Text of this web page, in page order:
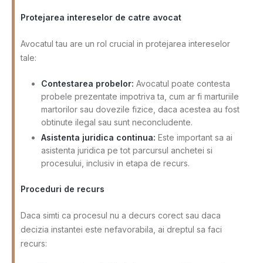
Protejarea intereselor de catre avocat
Avocatul tau are un rol crucial in protejarea intereselor
tale:
Contestarea probelor: Avocatul poate contesta
probele prezentate impotriva ta, cum ar fi marturiile
martorilor sau dovezile fizice, daca acestea au fost
obtinute ilegal sau sunt neconcludente.
Asistenta juridica continua: Este important sa ai
asistenta juridica pe tot parcursul anchetei si
procesului, inclusiv in etapa de recurs.
Proceduri de recurs
Daca simti ca procesul nu a decurs corect sau daca
decizia instantei este nefavorabila, ai dreptul sa faci
recurs: